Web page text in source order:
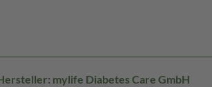
mylife Diabetes Care GmbH